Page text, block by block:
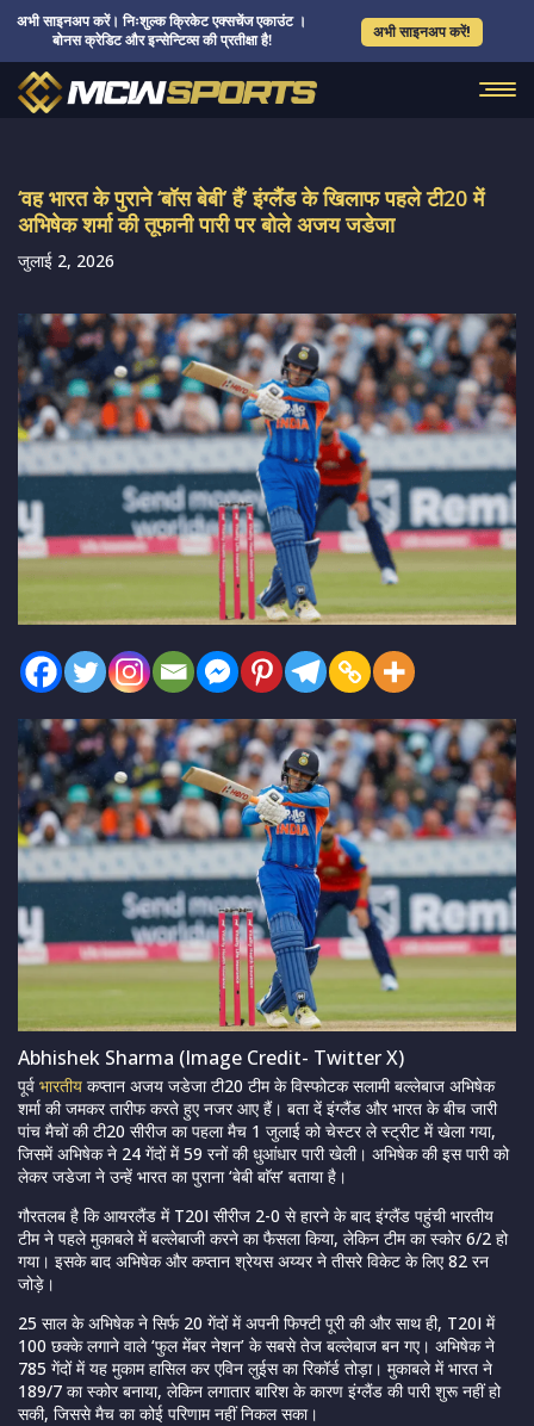
अभी साइनअप करें। निःशुल्क क्रिकेट एक्सचेंज एकाउंट ।
बोनस क्रेडिट और इन्सेन्टिव्स की प्रतीक्षा है!
अभी साइनअप करें!
‘वह भारत के पुराने ‘बॉस बेबी’ हैं’ इंग्लैंड के खिलाफ पहले टी20 में
अभिषेक शर्मा की तूफानी पारी पर बोले अजय जडेजा
जुलाई 2, 2026
Abhishek Sharma (Image Credit- Twitter X)
पूर्व भारतीय कप्तान अजय जडेजा टी20 टीम के विस्फोटक सलामी बल्लेबाज अभिषेक
शर्मा की जमकर तारीफ करते हुए नजर आए हैं। बता दें इंग्लैंड और भारत के बीच जारी
पांच मैचों की टी20 सीरीज का पहला मैच 1 जुलाई को चेस्टर ले स्ट्रीट में खेला गया,
जिसमें अभिषेक ने 24 गेंदों में 59 रनों की धुआंधार पारी खेली। अभिषेक की इस पारी को
लेकर जडेजा ने उन्हें भारत का पुराना ‘बेबी बाॅस’ बताया है।
गौरतलब है कि आयरलैंड में T20I सीरीज 2-0 से हारने के बाद इंग्लैंड पहुंची भारतीय
टीम ने पहले मुकाबले में बल्लेबाजी करने का फैसला किया, लेकिन टीम का स्कोर 6/2 हो
गया। इसके बाद अभिषेक और कप्तान श्रेयस अय्यर ने तीसरे विकेट के लिए 82 रन
जोड़े।
25 साल के अभिषेक ने सिर्फ 20 गेंदों में अपनी फिफ्टी पूरी की और साथ ही, T20I में
100 छक्के लगाने वाले ‘फुल मेंबर नेशन’ के सबसे तेज बल्लेबाज बन गए। अभिषेक ने
785 गेंदों में यह मुकाम हासिल कर एविन लुईस का रिकॉर्ड तोड़ा। मुकाबले में भारत ने
189/7 का स्कोर बनाया, लेकिन लगातार बारिश के कारण इंग्लैंड की पारी शुरू नहीं हो
सकी, जिससे मैच का कोई परिणाम नहीं निकल सका।